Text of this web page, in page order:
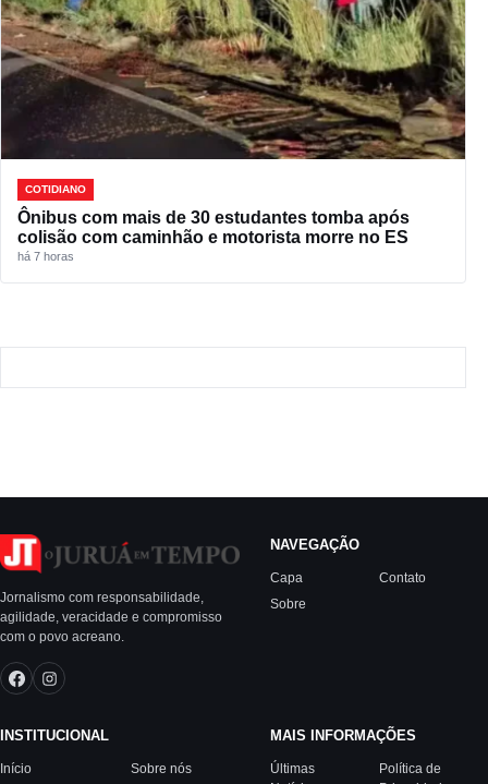
COTIDIANO
Ônibus com mais de 30 estudantes tomba após
colisão com caminhão e motorista morre no ES
há 7 horas
Jornalismo com responsabilidade,
agilidade, veracidade e compromisso
com o povo acreano.
NAVEGAÇÃO
Capa
Sobre
Contato
INSTITUCIONAL
Início Sobre nós
MAIS INFORMAÇÕES
Últimas
Política de